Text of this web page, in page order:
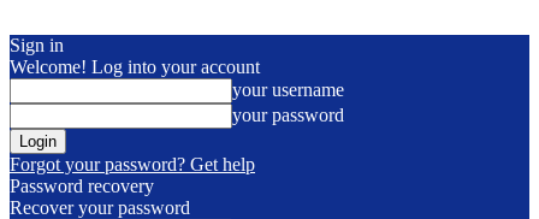
Sign in
Welcome! Log into your account
your username
your password
Forgot your password? Get help
Password recovery
Recover your password